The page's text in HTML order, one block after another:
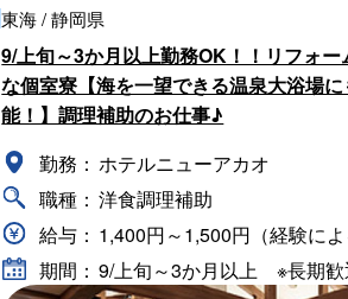
東海 / 静岡県
9/上旬～3か月以上勤務OK！！リフォー
な個室寮【海を一望できる温泉大浴場
能！】調理補助のお仕事♪
勤務： ホテルニューアカオ
職種： 洋食調理補助
給与： 1,400円～1,500円（経験によ
期間： 9/上旬～3か月以上 ※長期歓